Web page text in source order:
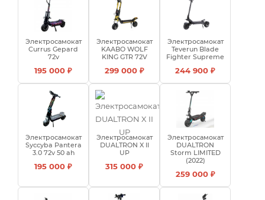
Электросамокат
Currus Gepard
72v
195 000 ₽
Электросамокат
KAABO WOLF
KING GTR 72V
299 000 ₽
Электросамокат
Teverun Blade
Fighter Supreme
244 900 ₽
Электросамокат
Syccyba Pantera
3.0 72v 50 ah
195 000 ₽
Электросамокат
DUALTRON X II
UP
315 000 ₽
Электросамокат
DUALTRON
Storm LIMITED
(2022)
259 000 ₽